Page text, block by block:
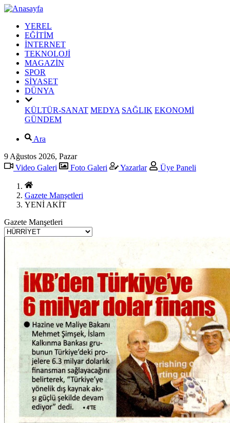
YEREL
EĞİTİM
İNTERNET
TEKNOLOJİ
MAGAZİN
SPOR
SİYASET
DÜNYA
KÜLTÜR-SANAT MEDYA SAĞLIK EKONOMİ
GÜNDEM
Ara
9 Ağustos 2026, Pazar
Video Galeri
Foto Galeri Yazarlar Üye Paneli
Gazete Manşetleri
YENİ AKİT
Gazete Manşetleri